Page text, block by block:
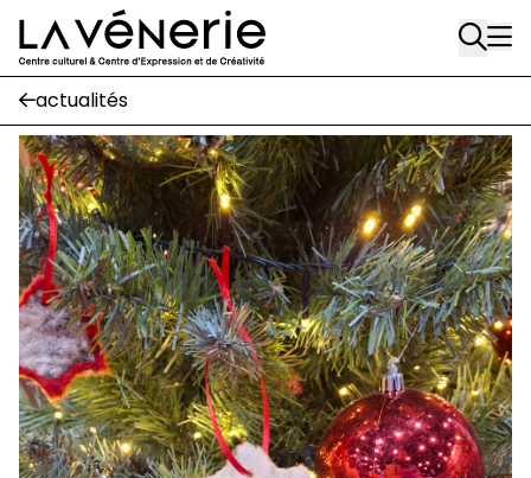
Aller au contenu principal
Écuries
Place Gilson, 3
1170 Watermael-Boitsfort
02 663 85 50
suivez-nous
Journal Vénerie- version papier
Newsletter
AA
actualités